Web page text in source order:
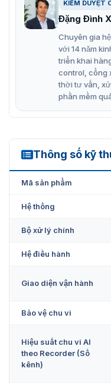
KIỂM DUYỆT
Đặng Đình
Chuyên gia
với 14 năm
triển khai
control, cổng
thời tư vấn,
phần mềm
Thông số kỹ
XVR5208A-I3
Mã sản phẩm
Hệ thống
Bộ xử lý chính
Hệ điều hành
Giao diện vận hành
Bảo vệ chu vi
Hiệu suất chu vi AI
theo Recorder (Số
kênh)